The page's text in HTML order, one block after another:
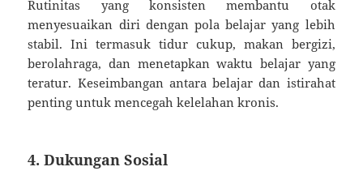
Rutinitas yang konsisten membantu otak
menyesuaikan diri dengan pola belajar yang lebih
stabil. Ini termasuk tidur cukup, makan bergizi,
berolahraga, dan menetapkan waktu belajar yang
teratur. Keseimbangan antara belajar dan istirahat
penting untuk mencegah kelelahan kronis.
4. Dukungan Sosial